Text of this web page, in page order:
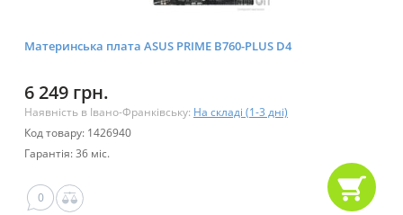
Материнська плата ASUS PRIME B760-PLUS D4
6 249 грн.
Наявність в Івано-Франківську: На складі (1-3 дні)
Код товару: 1426940
Гарантія: 36 міс.
0